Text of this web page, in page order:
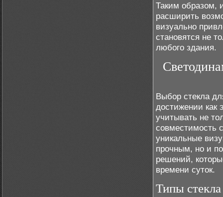
Таким образом,
расширить
визуально
становятся не
любого здания.
Выбор стекла
достижении как
учитывать не
совместимость
уникальные
прочным, но и
решений,
времени суток.
Типы